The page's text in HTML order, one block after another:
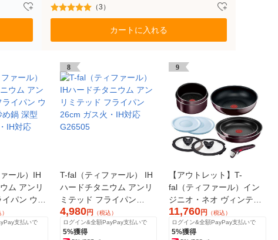
（3）
カートに入れる
ール）IH
ム アンリ
パン ウォ
深型
IH対応
支払いで
8
T-fal（ティファール） IH
ハードチタニウム アンリ
ミテッド フライパン
26cm ガス火・IH対応
G26505
4,980円 （税込）
ログイン&全額PayPay支払いで
5%獲得
9
【アウトレット】T-
fal（ティファール）イン
ジニオ・ネオ ヴィンテー
ジボルドー・インテンス
セット10 取っ手のとれる
フライパン ガス火専用
11,760円
（税込）
ログイン&全額PayPay支払いで
5%獲得